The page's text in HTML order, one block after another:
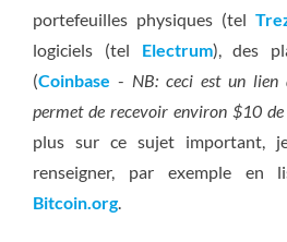
portefeuilles physiques (tel
logiciels (tel Electrum), des
(Coinbase - NB: ceci est un lien
permet de recevoir environ $10 de
plus sur ce sujet important,
renseigner, par exemple en
Bitcoin.org.